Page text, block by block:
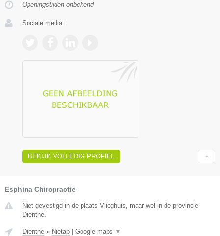
Openingstijden onbekend
Sociale media:
BEKIJK VOLLEDIG PROFIEL
Esphina Chiropractie
Niet gevestigd in de plaats Vlieghuis, maar wel in de provincie
Drenthe.
Drenthe » Nietap Google maps ▼